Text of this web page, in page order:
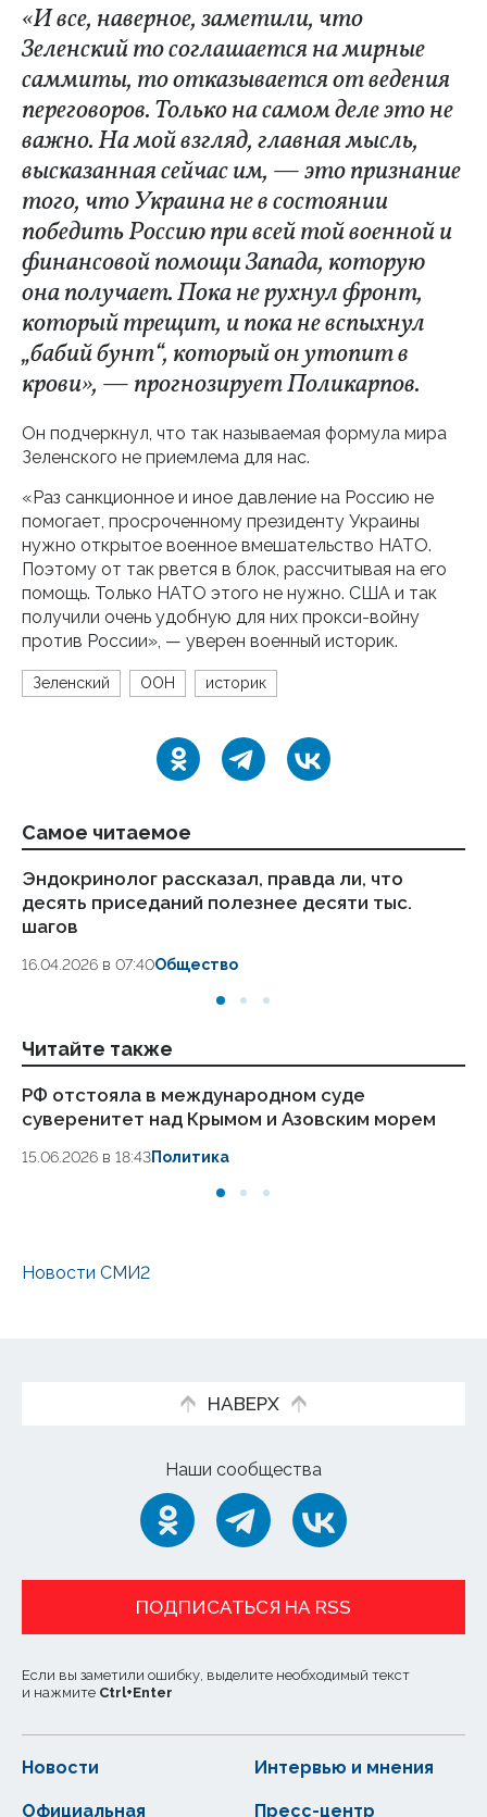
«И все, наверное, заметили, что
Зеленский то соглашается на мирные
саммиты, то отказывается от ведения
переговоров. Только на самом деле это не
важно. На мой взгляд, главная мысль,
высказанная сейчас им, — это признание
того, что Украина не в состоянии
победить Россию при всей той военной и
финансовой помощи Запада, которую
она получает. Пока не рухнул фронт,
который трещит, и пока не вспыхнул
„бабий бунт“, который он утопит в
крови», — прогнозирует Поликарпов.
Он подчеркнул, что так называемая формула мира
Зеленского не приемлема для нас.
«Раз санкционное и иное давление на Россию не
помогает, просроченному президенту Украины
нужно открытое военное вмешательство НАТО.
Поэтому от так рвется в блок, рассчитывая на его
помощь. Только НАТО этого не нужно. США и так
получили очень удобную для них прокси-войну
против России», — уверен военный историк.
Зеленский ООН историк
Самое читаемое
Эндокринолог рассказал, правда ли, что
десять приседаний полезнее десяти тыс.
шагов
16.04.2026 в 07:40Общество
Читайте также
РФ отстояла в международном суде
суверенитет над Крымом и Азовским морем
15.06.2026 в 18:43Политика
Новости СМИ2
НАВЕРХ
Наши сообщества
ПОДПИСАТЬСЯ НА RSS
Если вы заметили ошибку, выделите необходимый текст
и нажмите Ctrl+Enter
Новости
Официальная
Интервью и мнения
Пресс-центр